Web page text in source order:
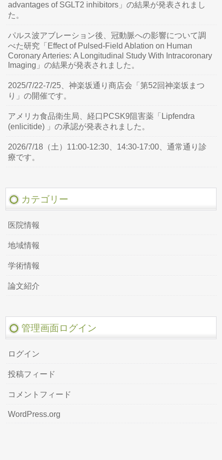
advantages of SGLT2 inhibitors」の結果が発表されまし
た。
パルス波アブレーション後、冠動脈への影響について調
べた研究「Effect of Pulsed-Field Ablation on Human
Coronary Arteries: A Longitudinal Study With Intracoronary
Imaging」の結果が発表されました。
2025/7/22-7/25、神楽坂通り商店会「第52回神楽坂まつ
り」の開催です。
アメリカ食品衛生局、経口PCSK9阻害薬「Lipfendra
(enlicitide) 」の承認が発表されました。
2026/7/18（土）11:00-12:30、14:30-17:00、通常通り診
療です。
カテゴリー
医院情報
地域情報
学術情報
論文紹介
管理画面ログイン
ログイン
投稿フィード
コメントフィード
WordPress.org